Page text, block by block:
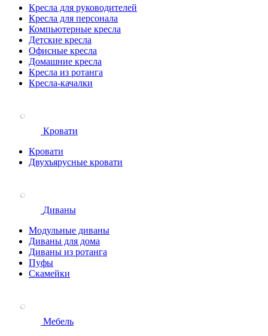
Кресла для руководителей
Кресла для персонала
Компьютерные кресла
Детские кресла
Офисные кресла
Домашние кресла
Кресла из ротанга
Кресла-качалки
Кровати
Кровати
Двухъярусные кровати
Диваны
Модульные диваны
Диваны для дома
Диваны из ротанга
Пуфы
Скамейки
Мебель